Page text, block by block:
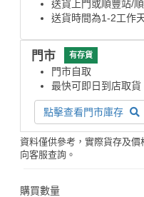
送貨上門或順豐站/
送貨時間為1-2工作
門市 有存貨
門市自取
最快可即日到店取貨
點擊查看門市庫存
資料僅供參考，實際貨存及
向客服查詢。
購買數量